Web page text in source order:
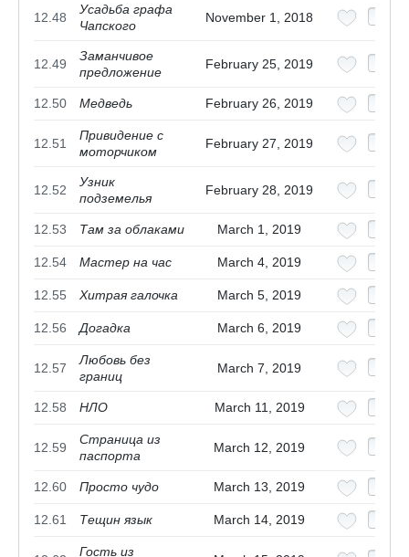
12.48
Усадьба графа
Чапского
November 1, 2018
12.49
Заманчивое
предложение
February 25, 2019
12.50 Медведь February 26, 2019
12.51
Привидение с
моторчиком
February 27, 2019
12.52
Узник
подземелья
February 28, 2019
12.53 Там за облаками March 1, 2019
12.54 Мастер на час March 4, 2019
12.55 Хитрая галочка March 5, 2019
12.56 Догадка March 6, 2019
12.57
Любовь без
границ
March 7, 2019
12.58 НЛО March 11, 2019
12.59
Страница из
паспорта
March 12, 2019
12.60 Просто чудо March 13, 2019
12.61 Тещин язык March 14, 2019
Гость из